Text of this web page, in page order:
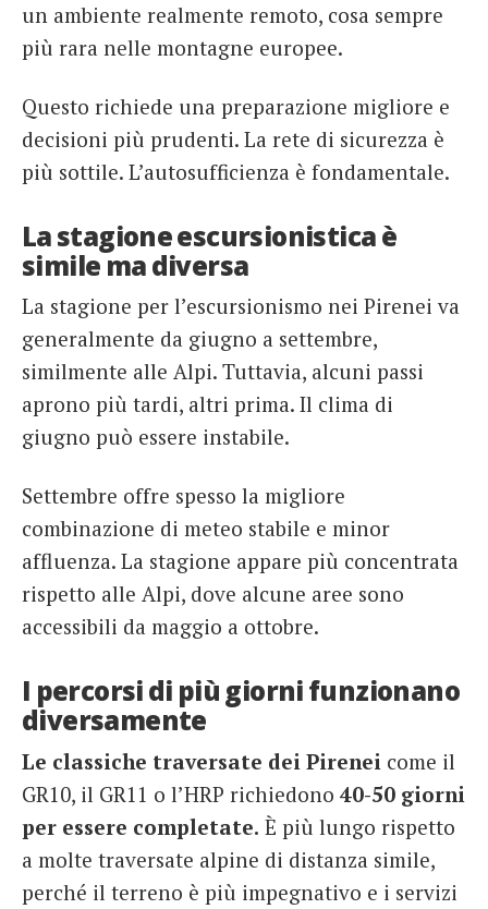
un ambiente realmente remoto, cosa sempre
più rara nelle montagne europee.
Questo richiede una preparazione migliore e
decisioni più prudenti. La rete di sicurezza è
più sottile. L’autosufficienza è fondamentale.
La stagione escursionistica è
simile ma diversa
La stagione per l’escursionismo nei Pirenei va
generalmente da giugno a settembre,
similmente alle Alpi. Tuttavia, alcuni passi
aprono più tardi, altri prima. Il clima di
giugno può essere instabile.
Settembre offre spesso la migliore
combinazione di meteo stabile e minor
affluenza. La stagione appare più concentrata
rispetto alle Alpi, dove alcune aree sono
accessibili da maggio a ottobre.
I percorsi di più giorni funzionano
diversamente
Le classiche traversate dei Pirenei come il
GR10, il GR11 o l’HRP richiedono 40-50 giorni
per essere completate. È più lungo rispetto
a molte traversate alpine di distanza simile,
perché il terreno è più impegnativo e i servizi